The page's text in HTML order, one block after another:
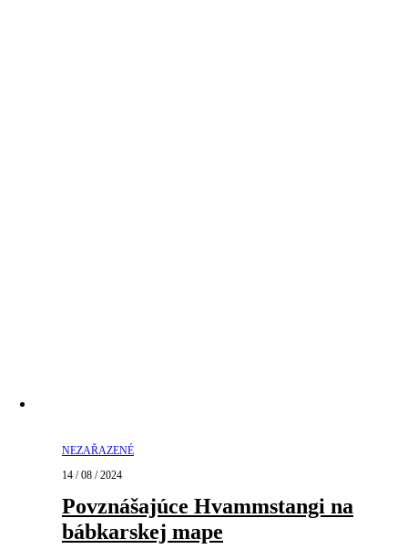
NEZAŘAZENÉ
14 / 08 / 2024
Povznášajúce Hvammstangi na
bábkarskej mape